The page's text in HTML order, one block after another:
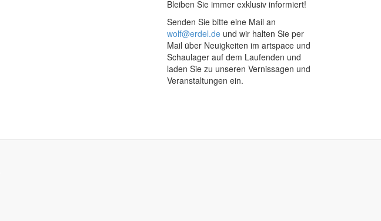
Bleiben Sie immer exklusiv informiert!
Senden Sie bitte eine Mail an
wolf@erdel.deund wir halten Sie per
Mail über Neuigkeiten im artspace und
Schaulager auf dem Laufenden und
laden Sie zu unseren Vernissagen und
Veranstaltungen ein.